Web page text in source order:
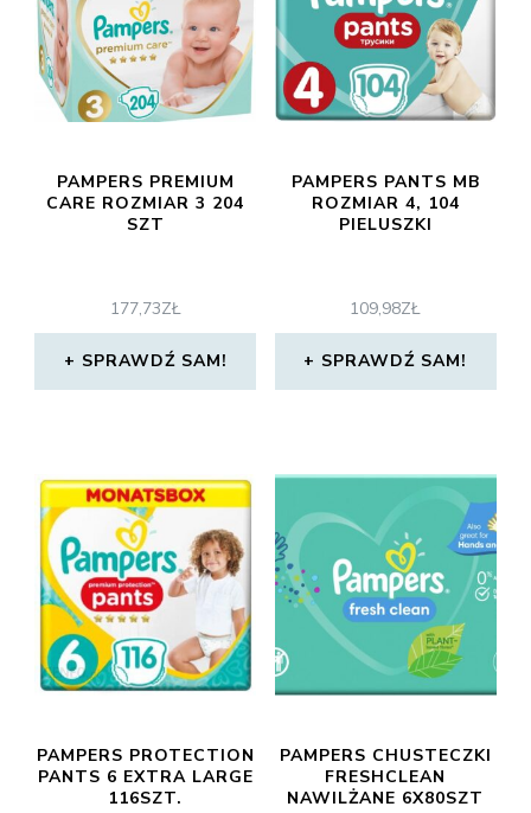
PAMPERS PREMIUM
CARE ROZMIAR 3 204
SZT
177,73ZŁ
SPRAWDŹ SAM!
PAMPERS PANTS MB
ROZMIAR 4, 104
PIELUSZKI
109,98ZŁ
SPRAWDŹ SAM!
PAMPERS PROTECTION
PANTS 6 EXTRA LARGE
116SZT.
PAMPERS CHUSTECZKI
FRESHCLEAN
NAWILŻANE 6X80SZT